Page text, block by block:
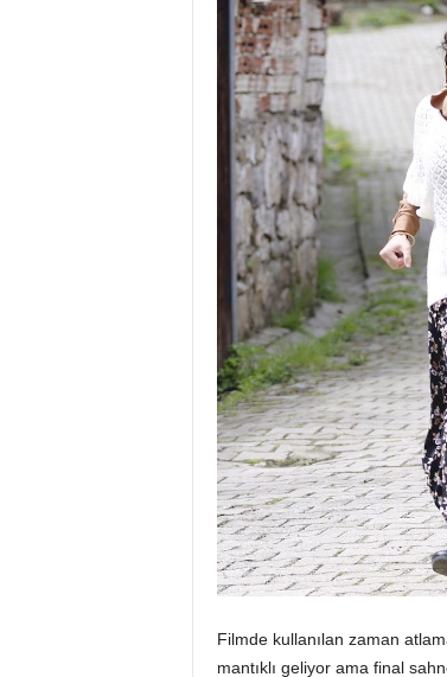
Filmde kullanılan zaman
mantıklı geliyor ama final